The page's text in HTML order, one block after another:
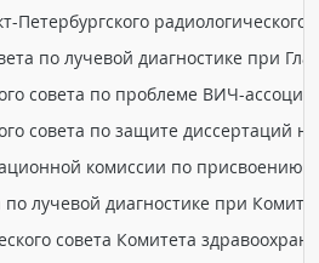
диагностика и терапия"
Петербургского
по лучевой диагностике при
совета по проблеме ВИЧ-
совета по защите диссертаций
комиссии по
лучевой диагностике при
совета Комитета